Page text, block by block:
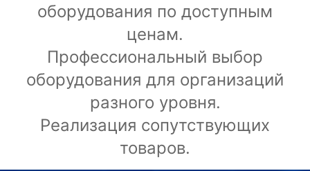
оборудования по доступным
ценам.
Профессиональный выбор
оборудования для организаций
разного уровня.
Реализация сопутствующих
товаров.